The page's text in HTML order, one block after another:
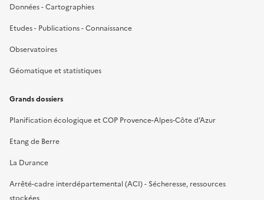
Données - Cartographies
Etudes - Publications - Connaissance
Observatoires
Géomatique et statistiques
Grands dossiers
Planification écologique et COP Provence-Alpes-Côte d’Azur
Etang de Berre
La Durance
Arrêté-cadre interdépartemental (ACI) - Sécheresse, ressources